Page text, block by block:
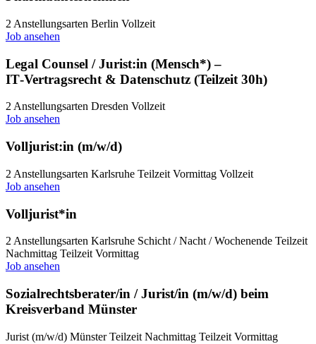
2 Anstellungsarten Berlin Vollzeit
Job ansehen
Legal Counsel / Jurist:in (Mensch*) –
IT‑Vertragsrecht & Datenschutz (Teilzeit 30h)
2 Anstellungsarten Dresden Vollzeit
Job ansehen
Volljurist:in (m/w/d)
2 Anstellungsarten Karlsruhe Teilzeit Vormittag Vollzeit
Job ansehen
Volljurist*in
2 Anstellungsarten Karlsruhe Schicht / Nacht / Wochenende Teilzeit
Nachmittag Teilzeit Vormittag
Job ansehen
Sozialrechtsberater/in / Jurist/in (m/w/d) beim
Kreisverband Münster
Jurist (m/w/d) Münster Teilzeit Nachmittag Teilzeit Vormittag